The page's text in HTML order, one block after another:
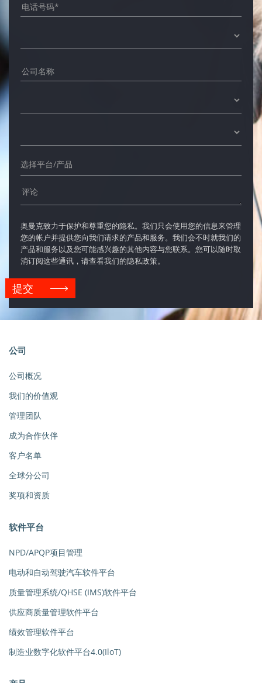
奥曼克致力于保护和尊重您的隐私。我们只会使用您的信息来管理
您的帐户并提供您向我们请求的产品和服务。我们会不时就我们的
产品和服务以及您可能感兴趣的其他内容与您联系。您可以随时取
消订阅这些通讯，请查看我们的隐私政策。
提交
公司
公司概况
我们的价值观
管理团队
成为合作伙伴
客户名单
全球分公司
奖项和资质
软件平台
NPD/APQP项目管理
电动和自动驾驶汽车软件平台
质量管理系统/QHSE (IMS)软件平台
供应商质量管理软件平台
绩效管理软件平台
制造业数字化软件平台4.0(IloT)